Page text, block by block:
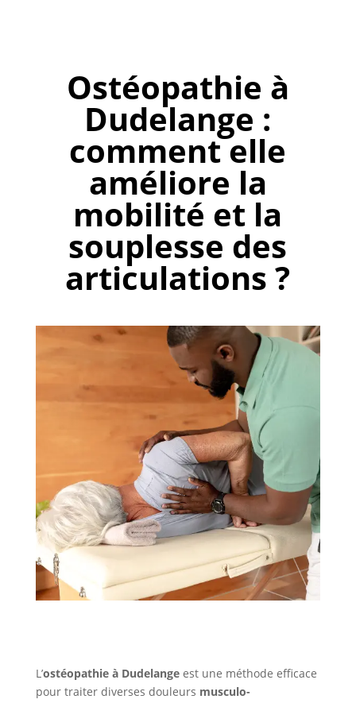
Ostéopathie à
Dudelange :
comment elle
améliore la
mobilité et la
souplesse des
articulations ?
L’ostéopathie à Dudelangeest une méthode efficace
pour traiter diverses douleurs musculo-